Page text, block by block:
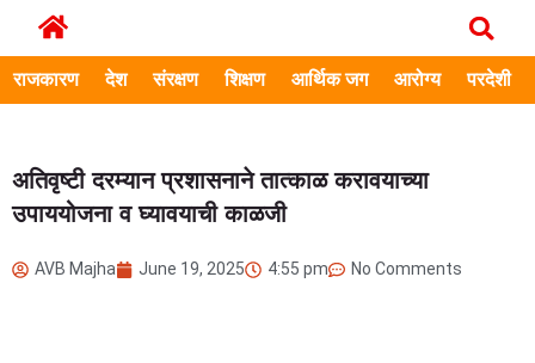
राजकारण देश संरक्षण शिक्षण आर्थिक जग आरोग्य परदेशी
अतिवृष्टी दरम्यान प्रशासनाने तात्काळ करावयाच्या
उपाययोजना व घ्यावयाची काळजी
AVB Majha June 19, 2025 4:55 pm No Comments